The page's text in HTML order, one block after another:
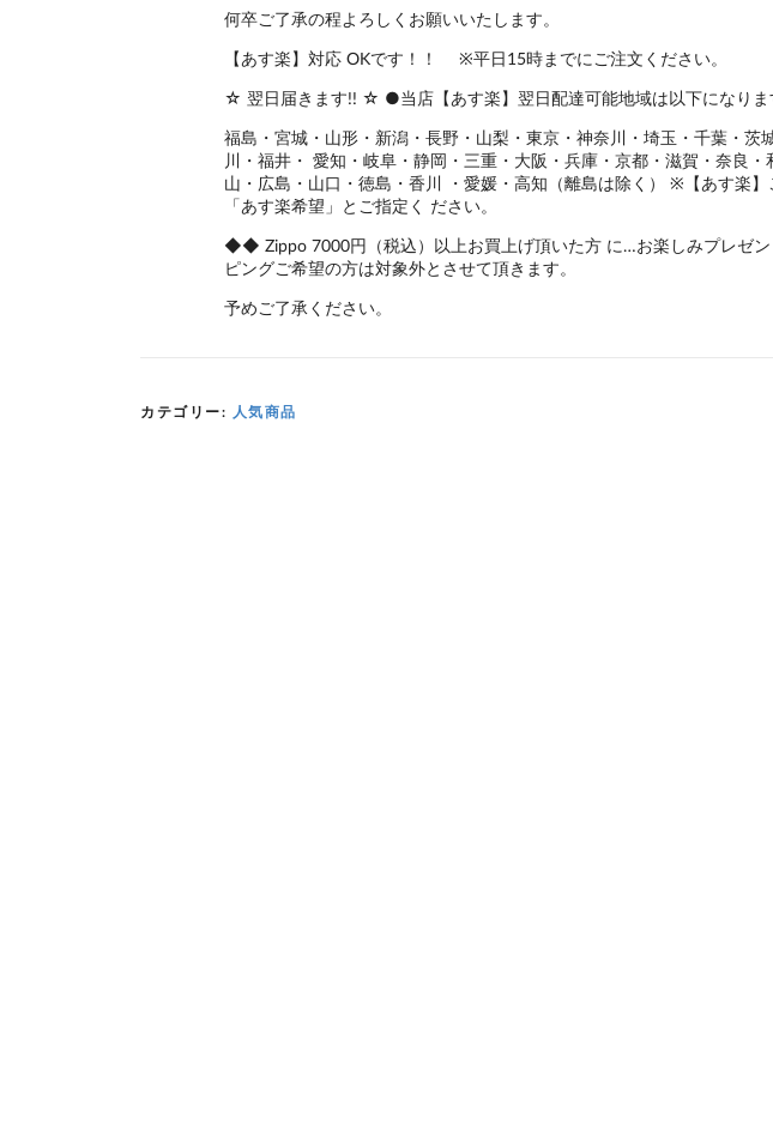
何卒ご了承の程よろしくお願いいたします。
【あす楽】対応 OKです！！ ※平日15時までにご注文ください。
☆ 翌日届きます!! ☆ ●当店【あす楽】翌日配達可能地域は以下になりま
福島・宮城・山形・新潟・長野・山梨・東京・神奈川・埼玉・千葉・茨
川・福井・ 愛知・岐阜・静岡・三重・大阪・兵庫・京都・滋賀・奈良
山・広島・山口・徳島・香川 ・愛媛・高知（離島は除く） ※【あす楽
「あす楽希望」とご指定く ださい。
◆◆ Zippo 7000円（税込）以上お買上げ頂いた方 に…お楽しみプレゼ
ピングご希望の方は対象外とさせて頂きます。
予めご了承ください。
カテゴリー: 人気商品